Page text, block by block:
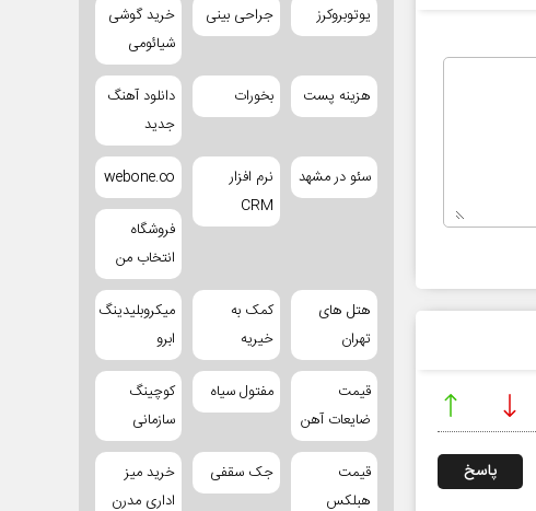
پاسخ
یوتوبروکرز جراحی بینی
خرید گوشی
شیائومی
هزینه پست بخورات
دانلود آهنگ
جدید
سئو در مشهد
نرم افزار
CRM
webone.co
فروشگاه
انتخاب من
هتل های
تهران
کمک به
خیریه
میکروبلیدینگ
ابرو
قیمت
ضایعات آهن
مفتول سیاه
کوچینگ
سازمانی
قیمت
هبلکس
جک سقفی
خرید میز
اداری مدرن